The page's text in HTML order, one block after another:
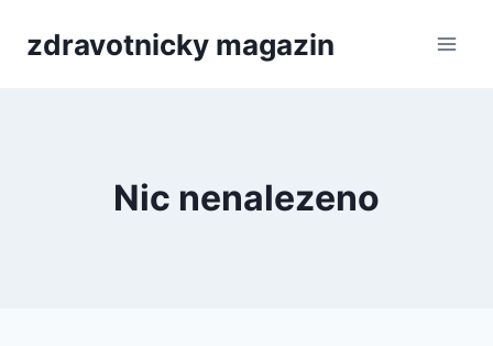
zdravotnicky magazin
Nic nenalezeno